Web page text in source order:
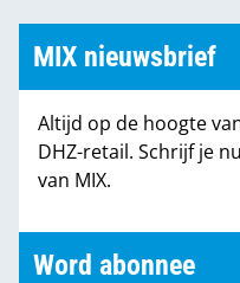
Marktcijfers
Partners
MIX nieuwsbrief
Altijd op de hoogte
DHZ-retail. Schrijf je
van MIX.
Word abonnee